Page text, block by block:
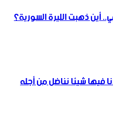
أين ذهبت الليرة السورية؟
فيها شيئا نناضل من أجله